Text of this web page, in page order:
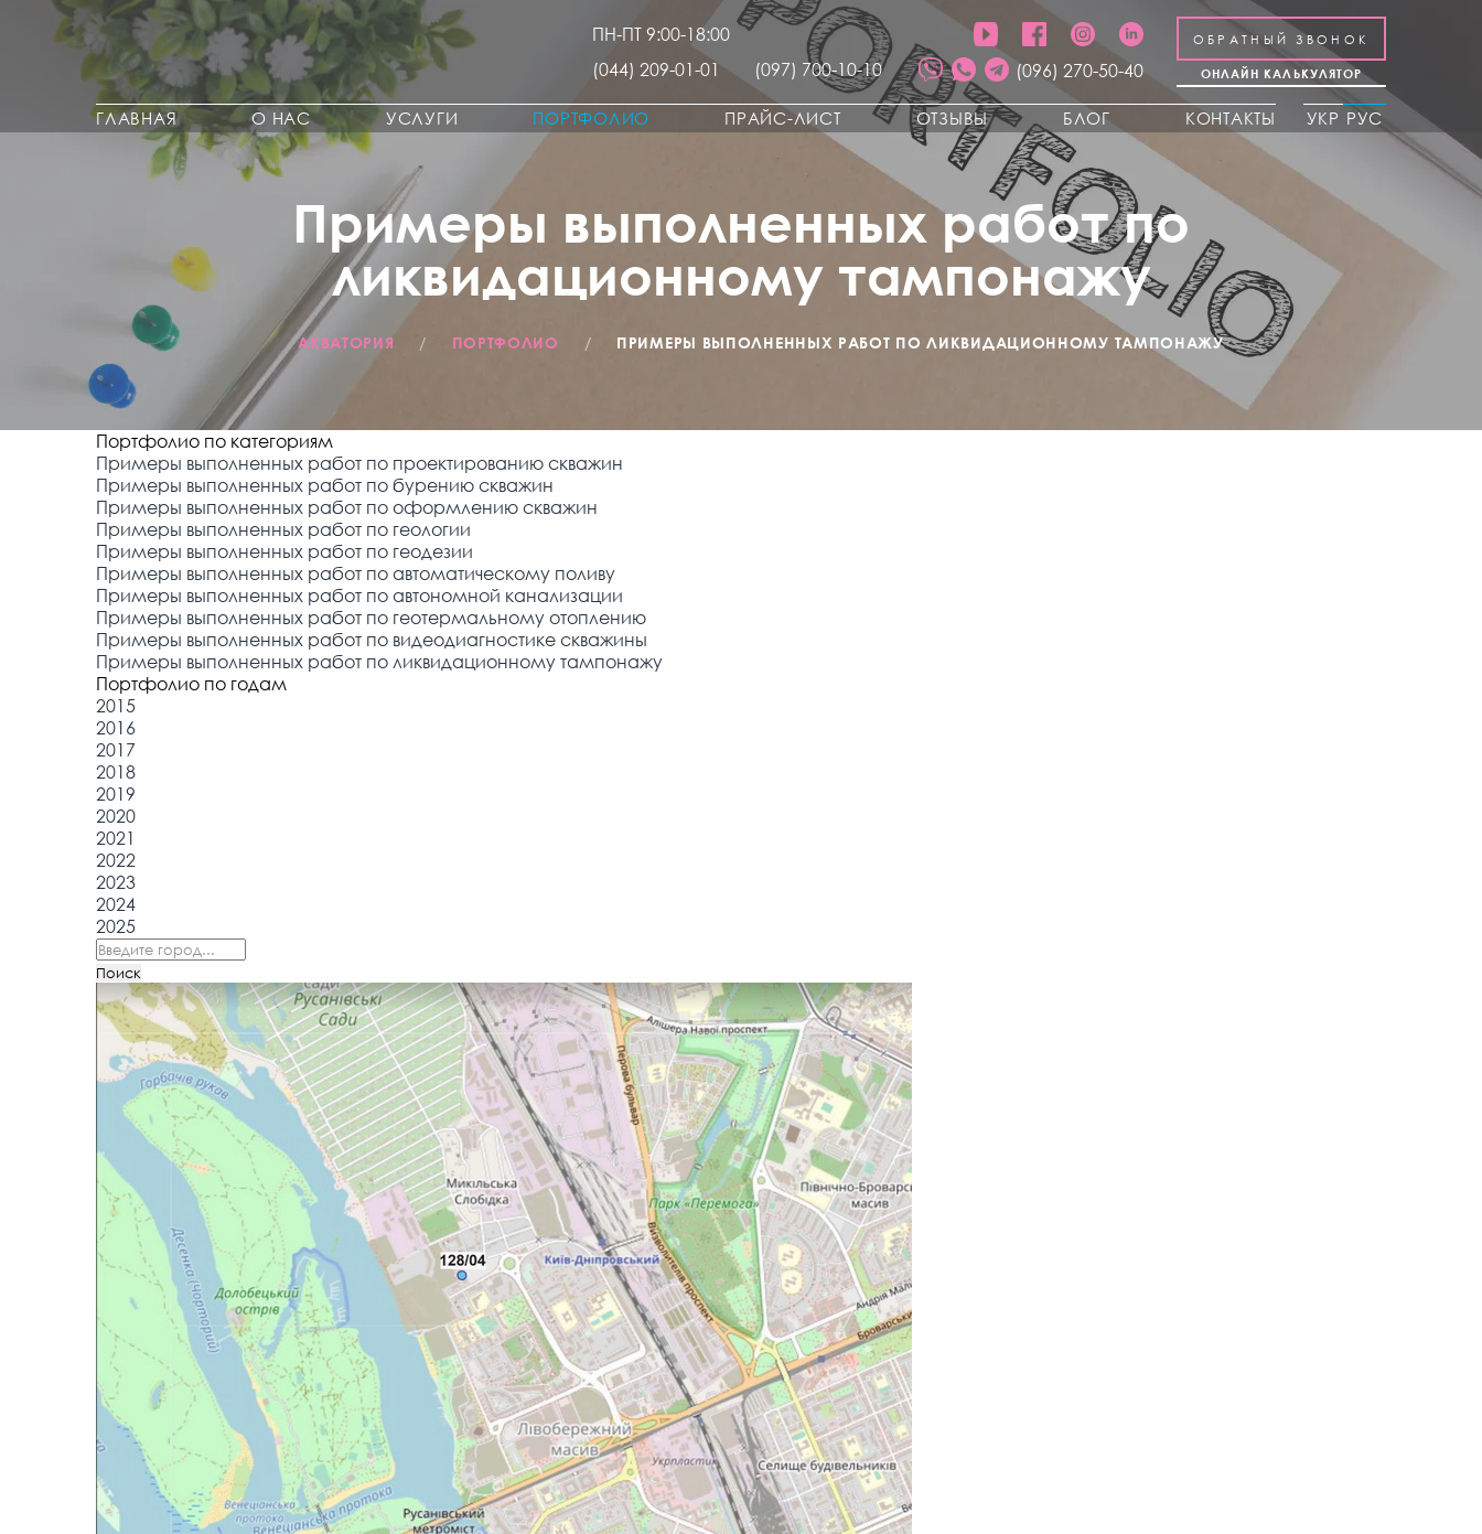
ПН-ПТ 9:00-18:00
(044) 209-01-01
(097) 700-10-10 (096) 270-50-40
ОБРАТНЫЙ ЗВОНОК
ОНЛАЙН КАЛЬКУЛЯТОР
ГЛАВНАЯ О НАС УСЛУГИ ПОРТФОЛИО ПРАЙС-ЛИСТ ОТЗЫВЫ БЛОГ КОНТАКТЫ УКР РУС
Примеры выполненных работ по
ликвидационному тампонажу
АКВАТОРИЯ / ПОРТФОЛИО / ПРИМЕРЫ ВЫПОЛНЕННЫХ РАБОТ ПО ЛИКВИДАЦИОННОМУ ТАМПОНАЖУ
Портфолио по категориям
Примеры выполненных работ по проектированию скважин
Примеры выполненных работ по бурению скважин
Примеры выполненных работ по оформлению скважин
Примеры выполненных работ по геологии
Примеры выполненных работ по геодезии
Примеры выполненных работ по автоматическому поливу
Примеры выполненных работ по автономной канализации
Примеры выполненных работ по геотермальному отоплению
Примеры выполненных работ по видеодиагностике скважины
Примеры выполненных работ по ликвидационному тампонажу
Портфолио по годам
2015
2016
2017
2018
2019
2020
2021
2022
2023
2024
2025
Поиск